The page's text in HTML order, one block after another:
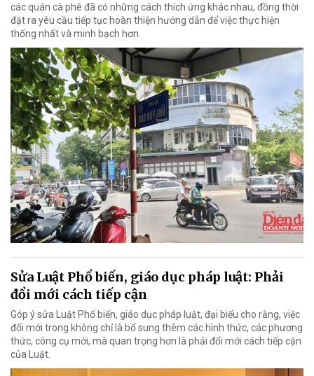
các quán cà phê đã có những cách thích ứng khác nhau, đồng thời
đặt ra yêu cầu tiếp tục hoàn thiện hướng dẫn để việc thực hiện
thống nhất và minh bạch hơn.
Sửa Luật Phổ biến, giáo dục pháp luật: Phải
đổi mới cách tiếp cận
Góp ý sửa Luật Phổ biến, giáo dục pháp luật, đại biểu cho rằng, việc
đổi mới trong không chỉ là bổ sung thêm các hình thức, các phương
thức, công cụ mới, mà quan trọng hơn là phải đổi mới cách tiếp cận
của Luật.